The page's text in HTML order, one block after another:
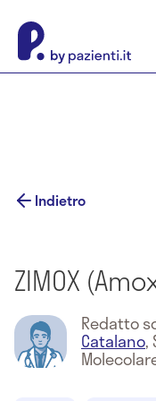
Indietro
ZIMOX
Redatto
Catalano,